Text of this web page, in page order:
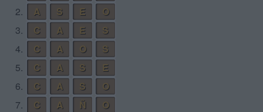
2.
A S E
O
3.
C A E
S
4.
C A O
S
5.
C A S
E
6.
C A S
O
7.
C A Ñ
O